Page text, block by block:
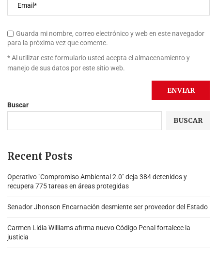
Guarda mi nombre, correo electrónico y web en este navegador
para la próxima vez que comente.
* Al utilizar este formulario usted acepta el almacenamiento y
manejo de sus datos por este sitio web.
Buscar
BUSCAR
Recent Posts
Operativo "Compromiso Ambiental 2.0″ deja 384 detenidos y
recupera 775 tareas en áreas protegidas
Senador Jhonson Encarnación desmiente ser proveedor del Estado
Carmen Lidia Williams afirma nuevo Código Penal fortalece la
justicia